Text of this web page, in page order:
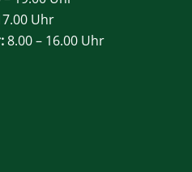
Uhr
8.00 – 16.00 Uhr